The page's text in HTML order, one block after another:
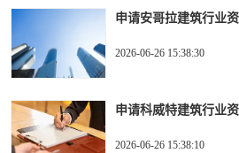
申请安哥拉建筑行业
2026-06-26 15:38:30
申请科威特建筑行业
2026-06-26 15:38:10